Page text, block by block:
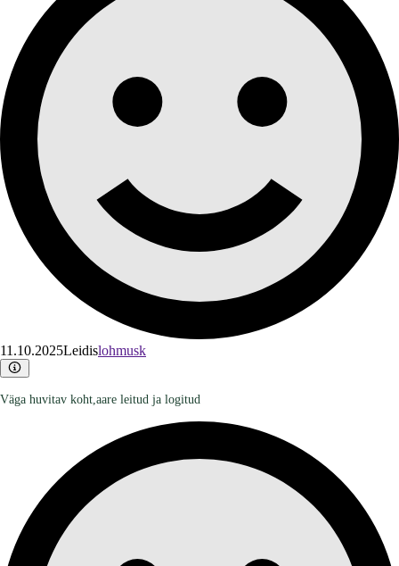
11.10.2025Leidislohmusk
Väga huvitav koht,aare leitud ja logitud